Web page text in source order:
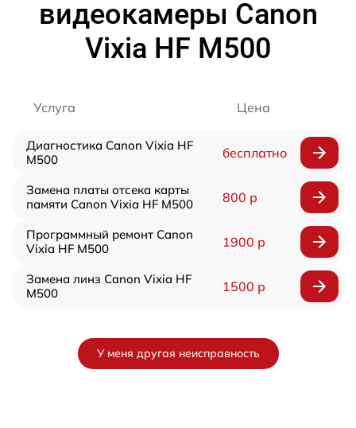
видеокамеры Canon
Vixia HF M500
Услуга Цена
Диагностика Canon Vixia HF
M500
бесплатно
Замена платы отсека карты
памяти Canon Vixia HF M500
800 р
Программный ремонт Canon
Vixia HF M500
1900 р
Замена линз Canon Vixia HF
M500
1500 р
У меня другая неисправность